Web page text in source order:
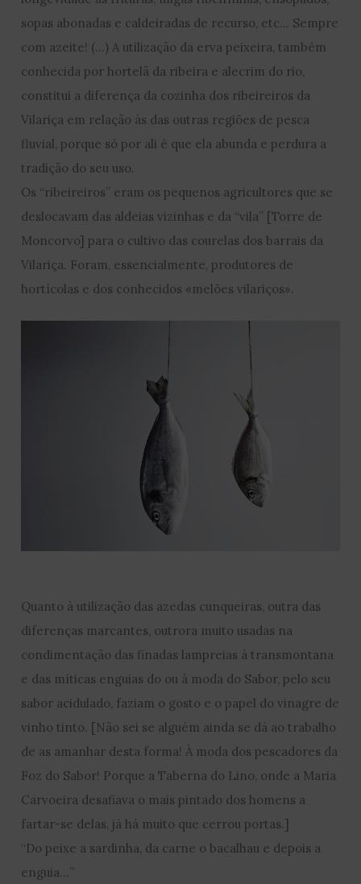
sopas abonadas e caldeiradas de recurso, etc… Sempre
com azeite! (…) A utilização da erva peixeira, também
conhecida por hortelã da ribeira e alecrim do rio,
constitui a diferença da cozinha dos ribeireiros da
Vilariça em relação às das outras regiões de pesca
fluvial, porque só por ali é que ela abunda e perdura a
tradição do seu uso.
Os “ribeireiros” eram os pequenos agricultores que se
deslocavam das aldeias vizinhas e da “vila” [Torre de
Moncorvo] para o cultivo das courelas dos barrais da
Vilariça. Foram, essencialmente, produtores de
hortícolas e dos conhecidos «melões vilariços».
Quanto à utilização das azedas cunqueiras, outra das
diferenças marcantes, outrora muito usadas na
condimentação das finadas lampreias à transmontana
e das míticas enguias do ou à moda do Sabor, pelo seu
sabor acidulado, faziam o gosto e o papel do vinagre de
vinho tinto. [Não sei se alguém ainda se dá ao trabalho
de as amanhar desta forma! À moda dos pescadores da
Foz do Sabor! Porque a Taberna do Lino, onde a Maria
Carvoeira desafiava o mais pintado dos homens a
fartar-se delas, já há muito que cerrou portas.]
“Do peixe a sardinha, da carne o bacalhau e depois a
enguia…”